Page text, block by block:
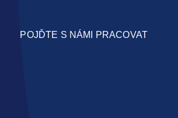
POJĎTE S NÁMI PRACOVAT